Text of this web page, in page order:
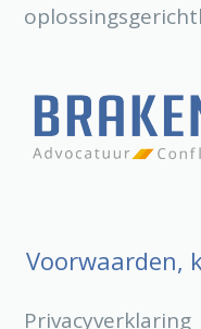
Voorwaarden,
Privacyverklaring